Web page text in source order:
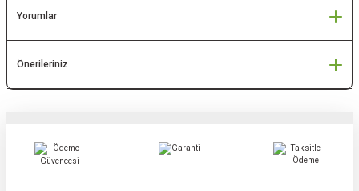
Yorumlar
Önerileriniz